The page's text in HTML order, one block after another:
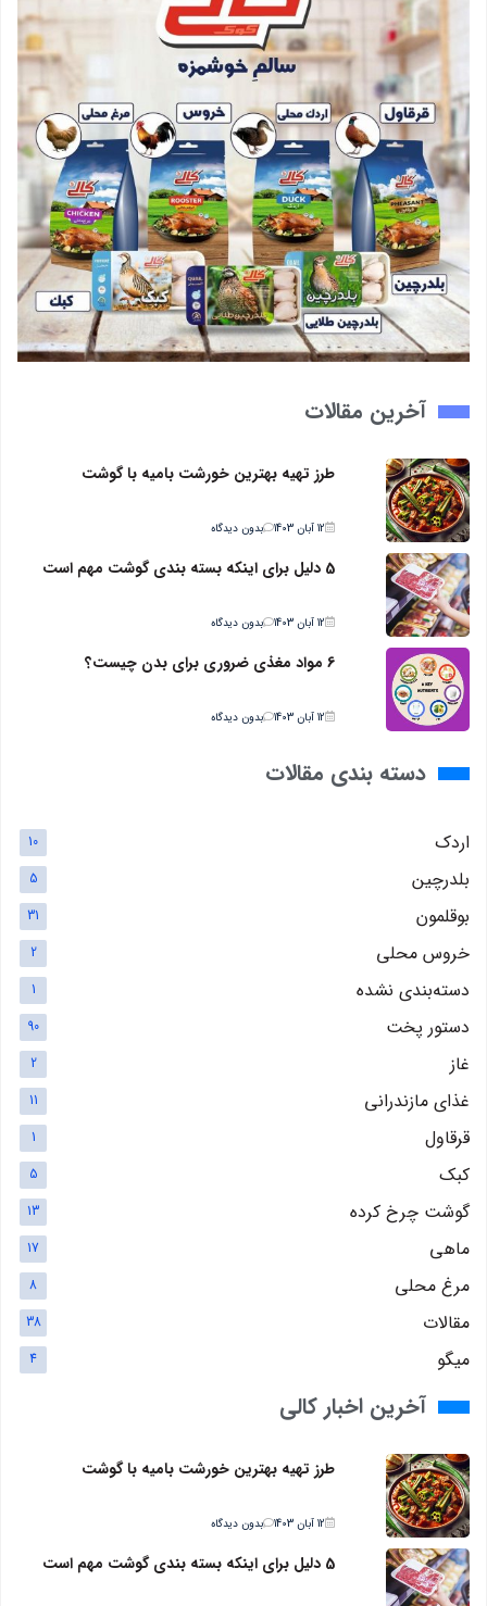
آخرین مقالات
طرز تهیه بهترین خورشت بامیه با گوشت
12 آبان 1403 بدون دیدگاه
5 دلیل برای اینکه بسته بندی گوشت مهم است
12 آبان 1403 بدون دیدگاه
6 مواد مغذی ضروری برای بدن چیست؟
12 آبان 1403 بدون دیدگاه
دسته بندی مقالات
اردک 10
بلدرچین 5
بوقلمون 31
خروس محلی 2
دسته‌بندی نشده 1
دستور پخت 90
غاز 2
غذای مازندرانی 11
قرقاول 1
کبک 5
گوشت چرخ کرده 13
ماهی 17
مرغ محلی 8
مقالات 38
میگو 4
آخرین اخبار کالی
طرز تهیه بهترین خورشت بامیه با گوشت
12 آبان 1403 بدون دیدگاه
5 دلیل برای اینکه بسته بندی گوشت مهم است